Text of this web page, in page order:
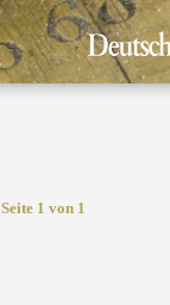
Seite 1 von 1